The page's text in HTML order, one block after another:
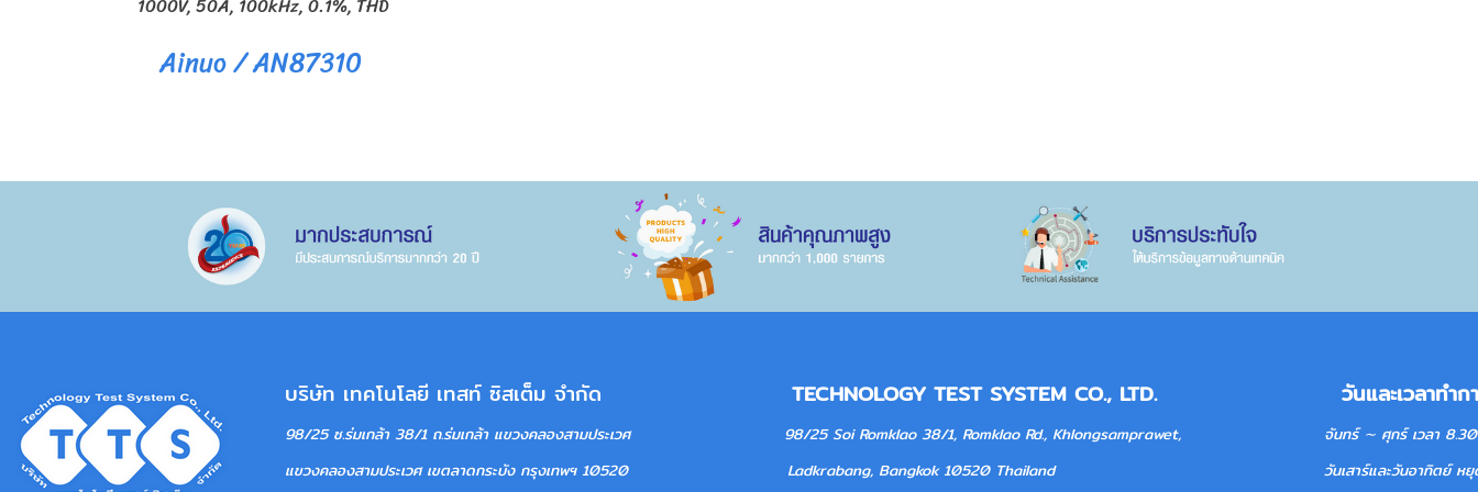
1000V, 50A, 100kHz, 0.1%, THD
Ainuo / AN87310
บริษัท เทคโนโลยี เทสท์ ซิสเต็ม จำกัด TECHNOLOGY TEST SYSTEM CO., LTD. วันและเวลาทำก
98/25 ซ.ร่มเกล้า 38/1 ถ.ร่มเกล้า แขวงคลองสามประเวศ 98/25 Soi Romklao 38/1, Romklao Rd., Khlongsamprawet, จันทร์ ∼ ศุกร์ เวลา 8.30-
แขวงคลองสามประเวศ เขตลาดกระบัง กรุงเทพฯ 10520
Ladkrabang, Bangkok 10520 Thailand วันเสาร์และวันอาทิตย์ หยุดท